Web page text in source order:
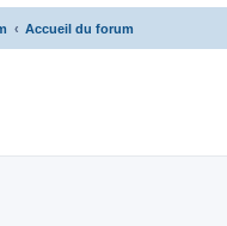
Accueil du forum